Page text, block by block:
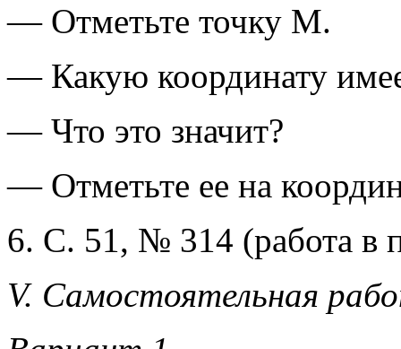
— Отметьте точку М.
— Какую координату
— Что это значит?
— Отметьте ее на
6. С. 51, № 314 (работа в
V. Самостоятельная